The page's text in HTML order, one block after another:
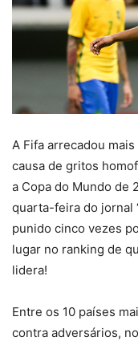
A Fifa arrecadou
causa de gritos
a Copa do Mundo de
quarta-feira do jornal
punido cinco vezes
lugar no ranking de
lidera!
Entre os 10 países
contra adversários,